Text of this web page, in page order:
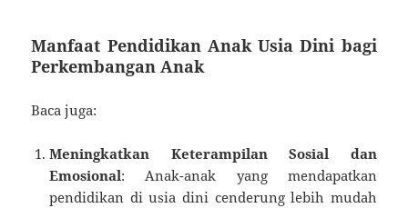
Manfaat Pendidikan Anak Usia Dini bagi
Perkembangan Anak
Baca juga:
Meningkatkan Keterampilan Sosial dan
Emosional: Anak-anak yang mendapatkan
pendidikan di usia dini cenderung lebih mudah